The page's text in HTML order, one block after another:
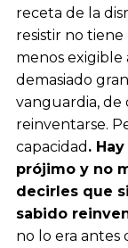
receta de la
resistir no
menos exigible
demasiado
vanguardia, de
reinventarse.
capacidad .
prójimo y no
decirles que
sabido
no lo era antes